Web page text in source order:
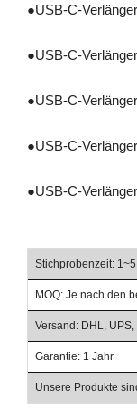
●USB-C-
●USB-C-
●USB-C-
●USB-C-
●USB-C-
Stichprobenzeit: 1~5
MOQ: Je nach den
Versand: DHL,
Garantie: 1 Jahr
Unsere Produkte